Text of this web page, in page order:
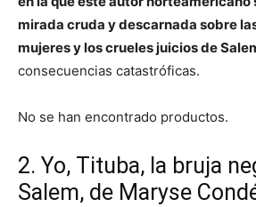
mirada cruda y descarnada sobre
mujeres y los crueles juicios de
consecuencias catastróficas.
No se han encontrado productos.
2. Yo, Tituba, la bruja
Salem, de Maryse